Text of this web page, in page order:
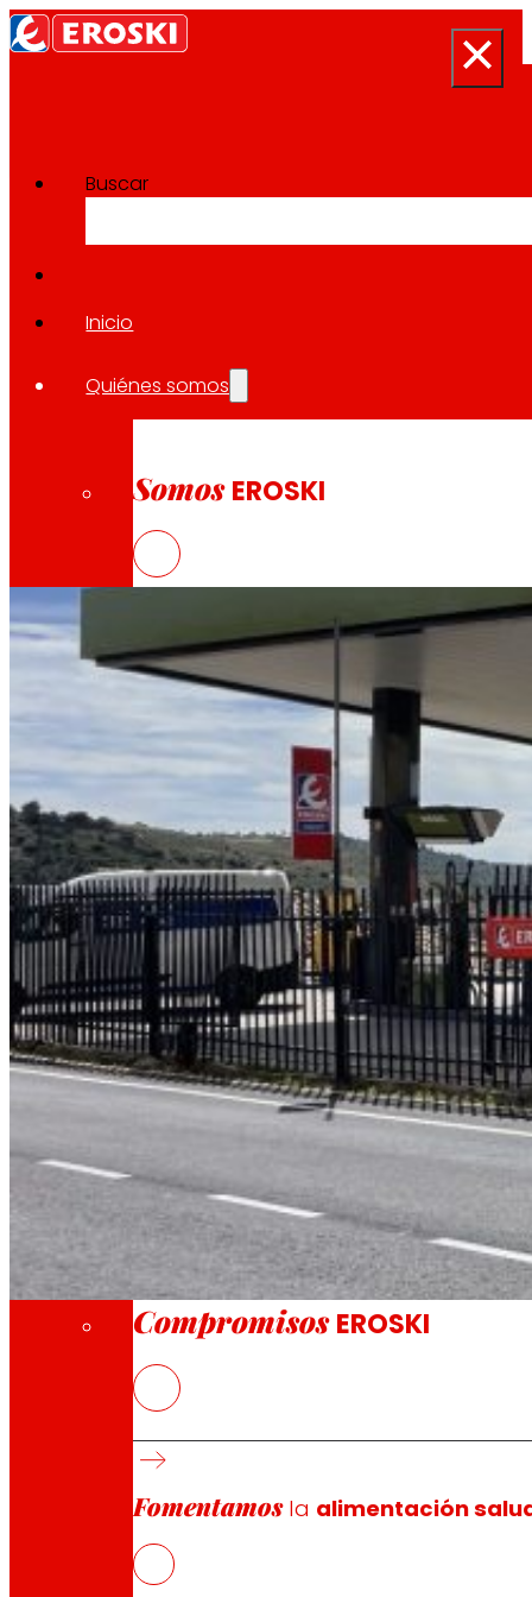
Buscar
Inicio
Quiénes somos
Somos EROSKI
Así somos
Todo nuestro ADN: un viaje por la misión, la
Cooperativa
Somos por y para las personas. Descubre
Fundación
A través de nuestra Fundación impulsamos
Compromisos
Compromisos EROSKI
Fomentamosla alimentación
Sala de prensa
Volver a todas las noticias
27.04.2023
EROSKI inaugura un nuevo
Se trata de supermercados de
EROSKI cuenta con 25 supermercados
ha inaugurado hoy un nuevo supermercado
Pastrana, en Guadalajara. RAPID es la última